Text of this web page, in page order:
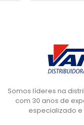
Somos líderes na
com 30 anos de
especializado